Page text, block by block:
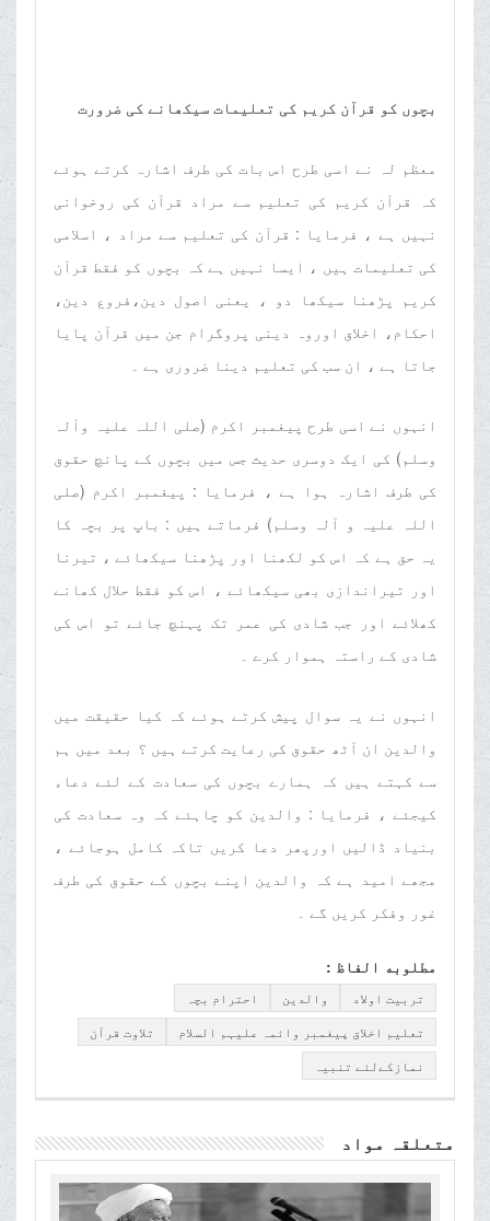
بچوں کو قرآن کریم کی تعلیمات سیکھانے کی ضرورت
معظم لہ نے اسی طرح اس بات کی طرف اشارہ کرتے ہوئے
کہ قرآن کریم کی تعلیم سے مراد قرآن کی روخوانی
نہیں ہے ، فرمایا : قرآن کی تعلیم سے مراد ، اسلامی
کی تعلیمات ہیں ، ایسا نہیں ہے کہ بچوں کو فقط قرآن
کریم پڑھنا سیکھا دو ، یعنی اصول دین،فروع دین،
احکام، اخلاق اوروہ دینی پروگرام جن میں قرآن پایا
جاتا ہے ، ان سب کی تعلیم دینا ضروری ہے ۔
انہوں نے اسی طرح پیغمبر اکرم (صلی اللہ علیہ وآلہ
وسلم) کی ایک دوسری حدیث جس میں بچوں کے پانچ حقوق
کی طرف اشارہ ہوا ہے ، فرمایا : پیغمبر اکرم (صلی
اللہ علیہ و آلہ وسلم) فرماتے ہیں : باپ پر بچہ کا
یہ حق ہے کہ اس کو لکھنا اور پڑھنا سیکھائے ، تیرنا
اور تیراندازی بھی سیکھائے ، اس کو فقط حلال کھانے
کھلائے اور جب شادی کی عمر تک پہنچ جائے تو اس کی
شادی کے راستہ ہموار کرے ۔
انہوں نے یہ سوال پیش کرتے ہوئے کہ کیا حقیقت میں
والدین ان آٹھ حقوق کی رعایت کرتے ہیں ؟ بعد میں ہم
سے کہتے ہیں کہ ہمارے بچوں کی سعادت کے لئے دعاء
کیجئے ، فرمایا : والدین کو چاہئے کہ وہ سعادت کی
بنیاد ڈالیں اورپھر دعا کریں تاکہ کامل ہوجائے ،
مجھے امید ہے کہ والدین اپنے بچوں کے حقوق کی طرف
غور وفکر کریں گے ۔
مطلوبه الفاظ :
تربیت اولاد والدین
احترام بچہ
تعلیم اخلاق پیغمبر وائمہ علیہم السلام
تلاوت قرآن
نمازکےلئے تنبیہ
متعلقہ مواد